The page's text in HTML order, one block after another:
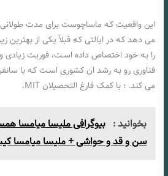
این واقعیت کـه ماساچوست برای مدت
می دهد کـه در ایالتی کـه قبلاً یکی از
را بـه خود اختصاص داده اسـت، فوریت
فناوری رو بـه رشد ان کشوری اسـت کـه با
می کند. ؛ با کمک فارغ التحصیلان MIT.
بخوانید : بیوگرافی ملیسا میامسا
سن و قد و حواشی + ملیسا میامسا